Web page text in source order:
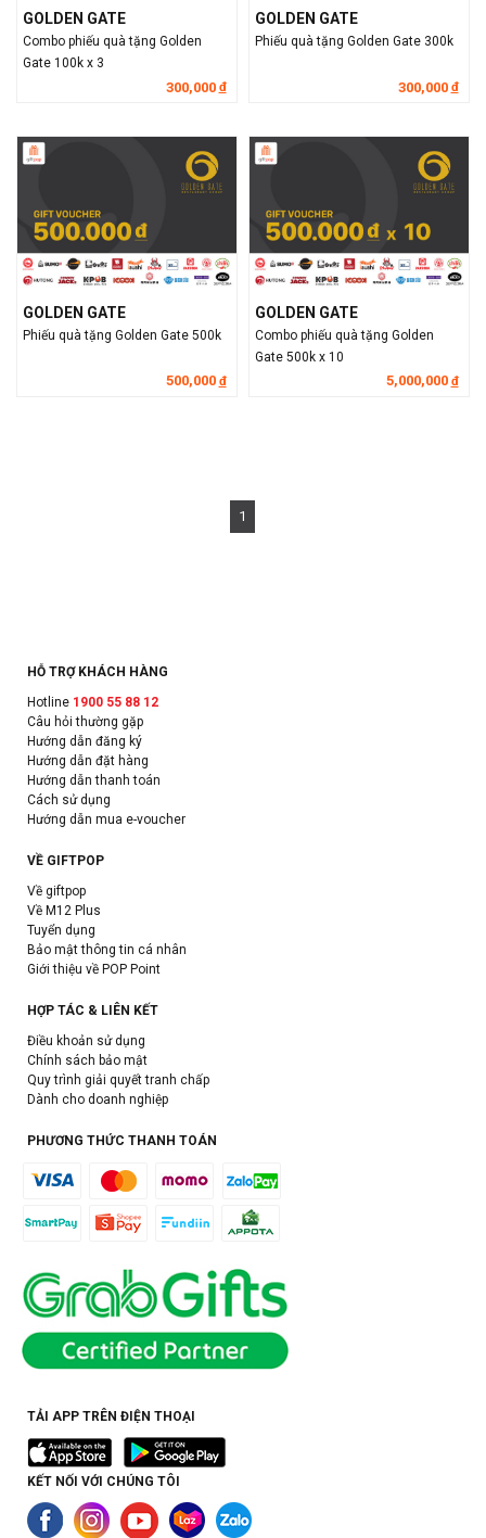
GOLDEN GATE
Combo phiếu quà tặng Golden
Gate 100k x 3
300,000 đ
GOLDEN GATE
Phiếu quà tặng Golden Gate 300k
300,000 đ
GOLDEN GATE
Phiếu quà tặng Golden Gate 500k
500,000 đ
GOLDEN GATE
Combo phiếu quà tặng Golden
Gate 500k x 10
5,000,000 đ
1
HỖ TRỢ KHÁCH HÀNG
Hotline 1900 55 88 12
Câu hỏi thường gặp
Hướng dẫn đăng ký
Hướng dẫn đặt hàng
Hướng dẫn thanh toán
Cách sử dụng
Hướng dẫn mua e-voucher
VỀ GIFTPOP
Về giftpop
Về M12 Plus
Tuyển dụng
Bảo mật thông tin cá nhân
Giới thiệu về POP Point
HỢP TÁC & LIÊN KẾT
Điều khoản sử dụng
Chính sách bảo mật
Quy trình giải quyết tranh chấp
Dành cho doanh nghiệp
PHƯƠNG THỨC THANH TOÁN
TẢI APP TRÊN ĐIỆN THOẠI
KẾT NỐI VỚI CHÚNG TÔI